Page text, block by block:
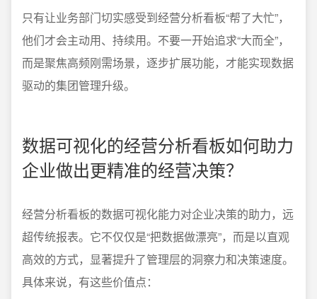
只有让业务部门切实感受到经营分析看板“帮了大忙”，
他们才会主动用、持续用。不要一开始追求“大而全”，
而是聚焦高频刚需场景，逐步扩展功能，才能实现数据
驱动的集团管理升级。
数据可视化的经营分析看板如何助力
企业做出更精准的经营决策？
经营分析看板的数据可视化能力对企业决策的助力，远
超传统报表。它不仅仅是“把数据做漂亮”，而是以直观
高效的方式，显著提升了管理层的洞察力和决策速度。
具体来说，有这些价值点：